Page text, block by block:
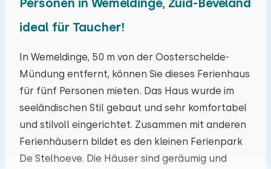
Personen in Wemeldinge, Zuid-Beveland
ideal für Taucher!
In Wemeldinge, 50 m von der Oosterschelde-
Mündung entfernt, können Sie dieses Ferienhaus
für fünf Personen mieten. Das Haus wurde im
seeländischen Stil gebaut und sehr komfortabel
und stilvoll eingerichtet. Zusammen mit anderen
Ferienhäusern bildet es den kleinen Ferienpark
De Stelhoeve. Die Häuser sind geräumig und
August 2026
Mo Di Mi Do Fr Sa So
27 28 29 30 31 01 02
03 04 05 06 07 08 09
10 11 12 13 14 15 16